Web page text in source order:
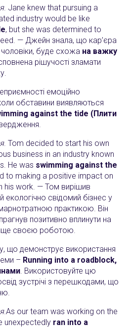
. Jane knew that pursuing a
industry would be like
, but she was determined to
— Джейн знала, що кар’єра
чоловіки, буде схожа на важку
рішучості зламати
емоційно
обставини виявляються
against the tide (Плити
. Tom decided to start his own
business in an industry known
He was swimming against the
to making a positive impact on
his work. — Том вирішив
екологічно свідомий бізнес у
практикою. Він
позитивно вплинути на
своєю роботою.
що демонструє використання
– Running into a roadblock,
. Використовуйте цю
зустрічі з перешкодами, що
.As our team was working on the
unexpectedly ran into a